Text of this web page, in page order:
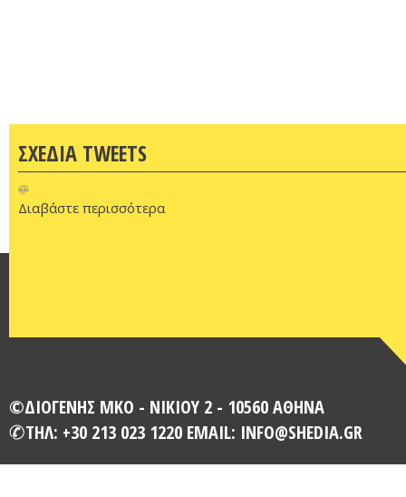
ΣΧΕΔΙΑ TWEETS
@
Διαβάστε περισσότερα
©ΔΙΟΓΕΝΗΣ ΜΚΟ - ΝΙΚΙΟΥ 2 - 10560 ΑΘΗΝΑ
ΤΗΛ: +30 213 023 1220 EMAIL: INFO@SHEDIA.GR